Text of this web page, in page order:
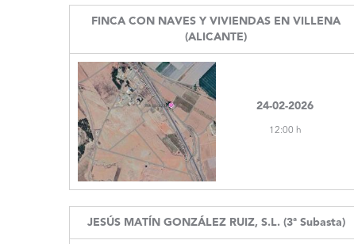
FINCA CON NAVES Y VIVIENDAS EN VILLENA
(ALICANTE)
24-02-2026
12:00 h
JESÚS MATÍN GONZÁLEZ RUIZ, S.L. (3ª Subasta)